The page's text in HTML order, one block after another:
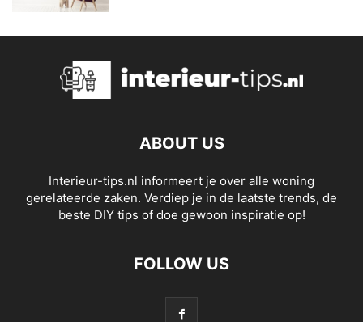
ABOUT US
Interieur-tips.nl informeert je over alle woning
gerelateerde zaken. Verdiep je in de laatste trends, de
beste DIY tips of doe gewoon inspiratie op!
FOLLOW US